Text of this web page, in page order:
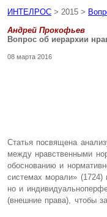
ИНТЕЛРОС > 2015 >
Андрей Прокофьев
Вопрос об иерархии
08 марта 2016
Статья посвящена
между нравственными
обоснованию и
системах морали» (1724)
но и
(внешние права), чтобы